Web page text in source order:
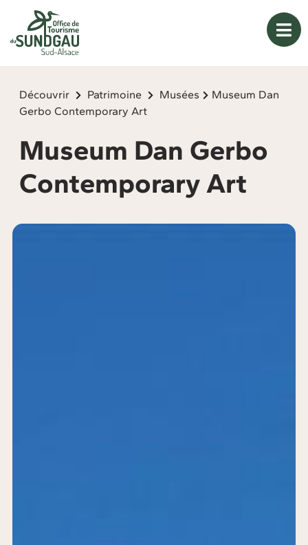
Découvrir Patrimoine Musées
Museum Dan
Gerbo Contemporary Art
Museum Dan Gerbo
Contemporary Art
Panneau de gestion des cookies